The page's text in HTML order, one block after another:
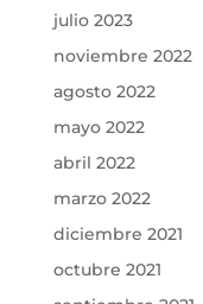
julio 2023
noviembre 2022
agosto 2022
mayo 2022
abril 2022
marzo 2022
diciembre 2021
octubre 2021